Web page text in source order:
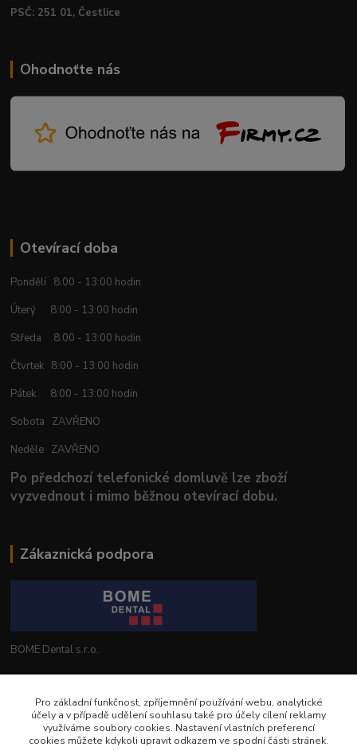
PSČ: 251 01, Čestlice
Ohodnoťte nás
Otevírací doba
Pondělí 8:00 - 13:00 hodin
Úterý 8:00 - 13:00 hodin
Středa 8:00 - 13:00 hodin
Čtvrtek 8:00 - 13:00 hodin
Pátek 8:00 - 13:00 hodin
Sobota ZAVŘENO
Neděle ZAVŘENO
Po předchozí telefonické domluvě lze zboží
vyzvednout i mimo běžnou otevírací dobu.
Zákaznická podpora
BOME Dental s.r.o.
info@bomedental.eu
Pro základní funkčnost, zpříjemnění používání webu, analytické
účely a v případě udělení souhlasu také pro účely cílení reklamy
využíváme soubory cookies. Nastavení vlastních preferencí
cookies můžete kdykoli upravit odkazem ve spodní části stránek.